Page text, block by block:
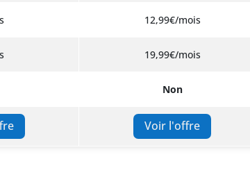
12,99€/mois
19,99€/mois
Non
Voir l'offre